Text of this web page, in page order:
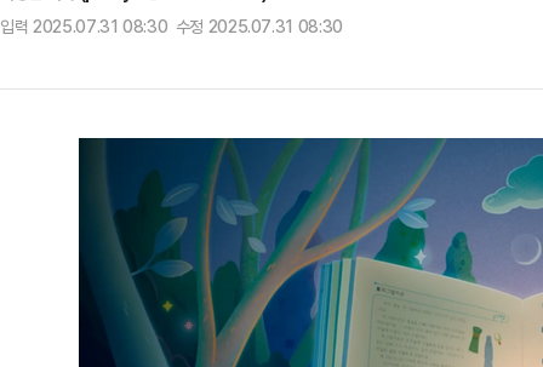
입력 2025.07.31 08:30 수정 2025.07.31 08:30